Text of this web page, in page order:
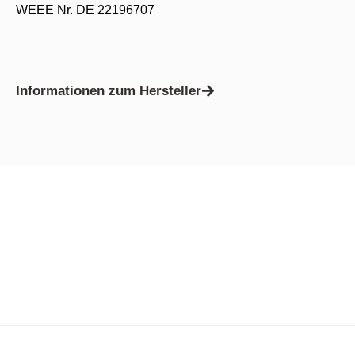
WEEE Nr. DE 22196707
Informationen zum Hersteller